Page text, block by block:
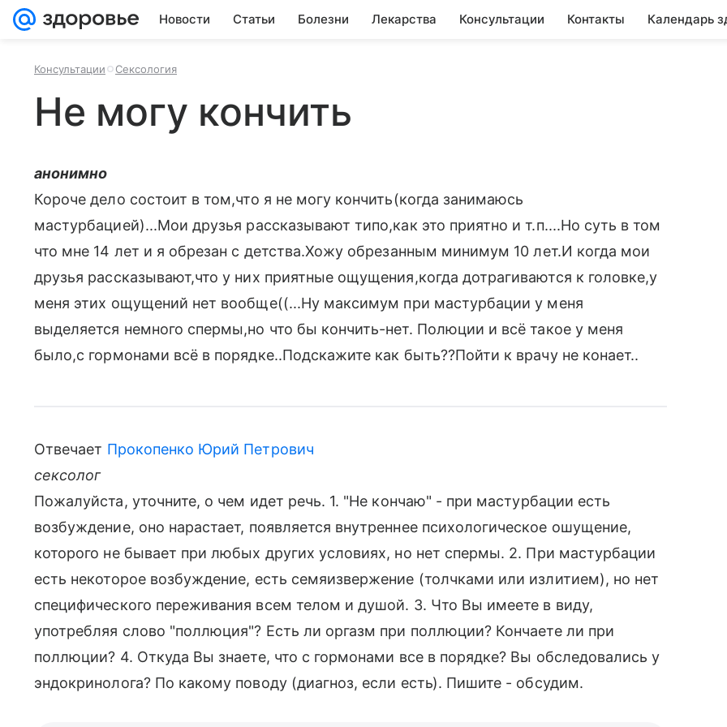
Новости Статьи Болезни Лекарства Консультации Контакты Календарь
Консультации Сексология
Не могу кончить
анонимно
Короче дело состоит в том,что я не могу кончить(когда занимаюсь
мастурбацией)...Мои друзья рассказывают типо,как это приятно и т.п....Но суть в том
что мне 14 лет и я обрезан с детства.Хожу обрезанным минимум 10 лет.И когда мои
друзья рассказывают,что у них приятные ощущения,когда дотрагиваются к головке,у
меня этих ощущений нет вообще((...Ну максимум при мастурбации у меня
выделяется немного спермы,но что бы кончить-нет. Полюции и всё такое у меня
было,с гормонами всё в порядке..Подскажите как быть??Пойти к врачу не конает..
Отвечает Прокопенко Юрий Петрович
сексолог
Пожалуйста, уточните, о чем идет речь. 1. "Не кончаю" - при мастурбации есть
возбуждение, оно нарастает, появляется внутреннее психологическое ошущение,
которого не бывает при любых других условиях, но нет спермы. 2. При мастурбации
есть некоторое возбуждение, есть семяизвержение (толчками или излитием), но нет
специфического переживания всем телом и душой. 3. Что Вы имеете в виду,
употребляя слово "поллюция"? Есть ли оргазм при поллюции? Кончаете ли при
поллюции? 4. Откуда Вы знаете, что с гормонами все в порядке? Вы обследовались у
эндокринолога? По какому поводу (диагноз, если есть). Пишите - обсудим.